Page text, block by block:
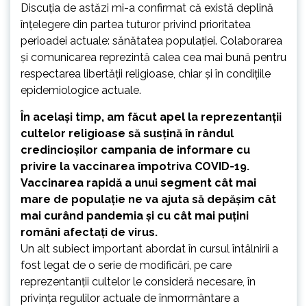
Discuţia de astăzi mi-a confirmat că există deplină
înţelegere din partea tuturor privind prioritatea
perioadei actuale: sănătatea populaţiei. Colaborarea
şi comunicarea reprezintă calea cea mai bună pentru
respectarea libertăţii religioase, chiar şi în condiţiile
epidemiologice actuale.
În acelaşi timp, am făcut apel la reprezentanţii
cultelor religioase să susţină în rândul
credincioşilor campania de informare cu
privire la vaccinarea împotriva COVID-19.
Vaccinarea rapidă a unui segment cât mai
mare de populaţie ne va ajuta să depăşim cât
mai curând pandemia şi cu cât mai puţini
români afectaţi de virus.
Un alt subiect important abordat în cursul întâlnirii a
fost legat de o serie de modificări, pe care
reprezentanţii cultelor le consideră necesare, în
privinţa regulilor actuale de înmormântare a